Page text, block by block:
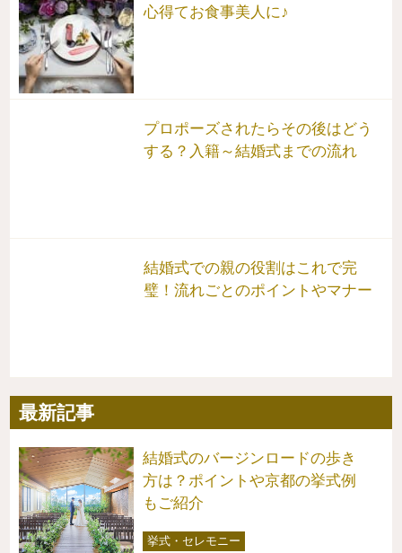
心得てお食事美人に♪
プロポーズされたらその後はどう
する？入籍～結婚式までの流れ
結婚式での親の役割はこれで完
璧！流れごとのポイントやマナー
最新記事
結婚式のバージンロードの歩き
方は？ポイントや京都の挙式例
もご紹介
挙式・セレモニー